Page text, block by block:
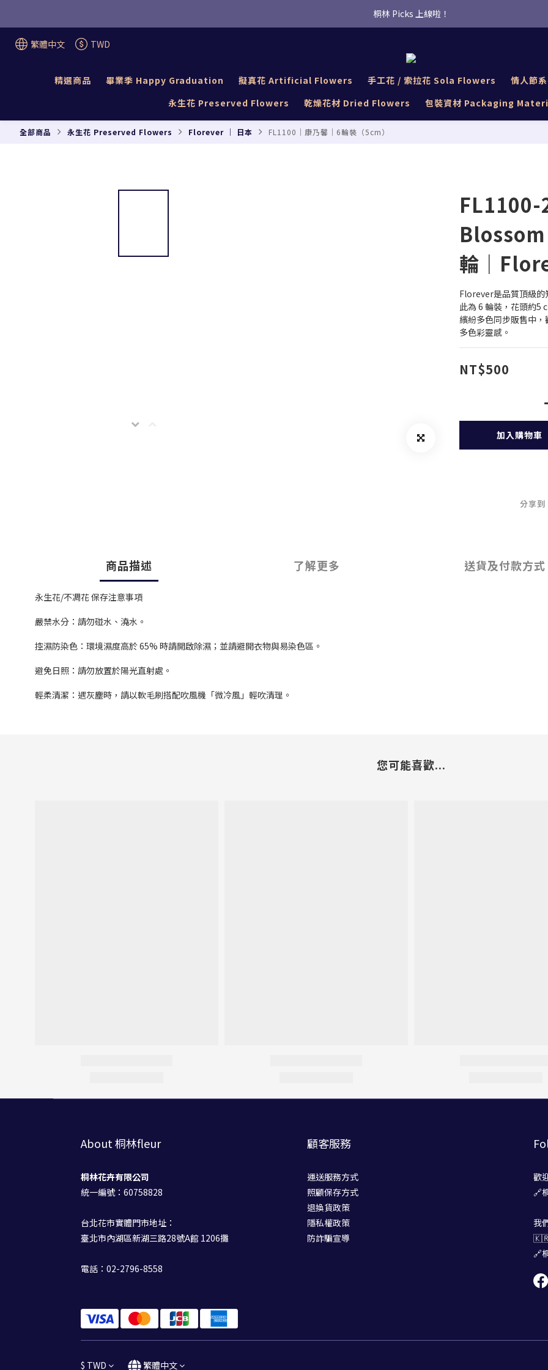
桐林 Picks 上線啦！
桐林 Picks 上線啦！
繁體中文 TWD
精選商品 畢業季 Happy Graduation 擬真花 Artificial Flowers 手工花 / 索拉花 Sola Flowers
情人節
永生花 Preserved Flowers
乾燥花材 Dried Flowers 包裝資材 Packaging
全部商品 永生花 Preserved Flowers Florever ｜ 日本 FL1100｜康乃馨｜6輪裝（5cm）
輪｜
Florever是品質頂級的
此為 6 輪裝，花頭約5
繽紛多色同步販售中
多色彩靈感。
NT$500
加入購物車
分享到
商品描述 了解更多 送貨及付款方式
永生花/不凋花 保存注意事項
嚴禁水分：請勿碰水、澆水。
控濕防染色：環境濕度高於 65% 時請開啟除濕；並請避開衣物與易染色區。
避免日照：請勿放置於陽光直射處。
輕柔清潔：遇灰塵時，請以軟毛刷搭配吹風機「微冷風」輕吹清理。
您可能喜歡...
About 桐林fleur
桐林花卉有限公司
統一編號：60758828
台北花市實體門市地址：
臺北市內湖區新湖三路28號A館 1206攤
電話：02-2796-8558
顧客服務
運送服務方式
照顧保存方式
退換貨政策
隱私權政策
防詐騙宣導
歡
🔗
我
🇰🇷
🔗
$ TWD 繁體中文